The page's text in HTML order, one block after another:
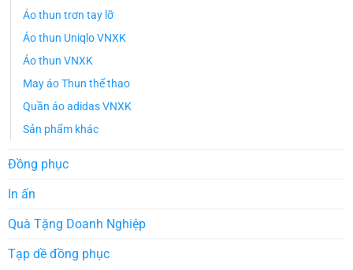
Áo thun trơn tay lỡ
Áo thun Uniqlo VNXK
Áo thun VNXK
May áo Thun thể thao
Quần áo adidas VNXK
Sản phẩm khác
Đồng phục
In ấn
Quà Tặng Doanh Nghiệp
Tạp dề đồng phục